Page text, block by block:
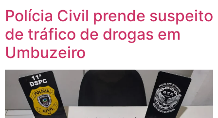
Polícia Civil prende suspeito
de tráfico de drogas em
Umbuzeiro